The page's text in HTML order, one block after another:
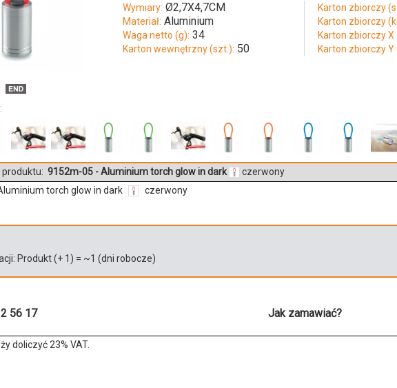
Wymiary: Ø2,7X4,7CM
Materiał: Aluminium
Waga netto (g): 34
Karton wewnętrzny (szt.): 50
Karton zbiorczy
Karton zbiorczy
Karton zbiorczy X
Karton zbiorczy Y
produktu: 9152m-05 - Aluminium torch glow in dark
czerwony
torch glow in dark
czerwony
Produkt(+ 1 ) = ~1 (dni robocze)
56 17 Jak zamawiać?
doliczyć 23% VAT.